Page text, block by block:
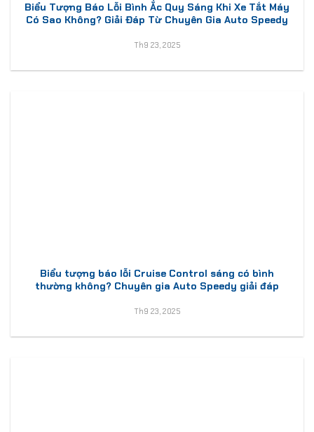
Biểu Tượng Báo Lỗi Bình Ắc Quy Sáng Khi Xe Tắt Máy
Có Sao Không? Giải Đáp Từ Chuyên Gia Auto Speedy
Th9 23, 2025
Biểu tượng báo lỗi Cruise Control sáng có bình
thường không? Chuyên gia Auto Speedy giải đáp
Th9 23, 2025